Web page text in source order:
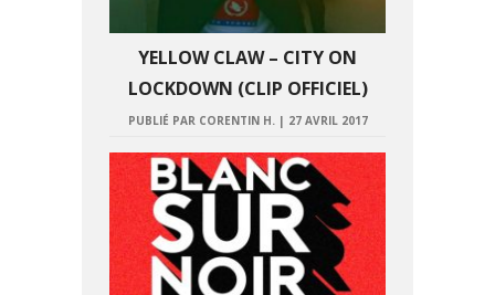
YELLOW CLAW – CITY ON
LOCKDOWN (CLIP OFFICIEL)
PUBLIÉ PAR CORENTIN H.| 27 AVRIL 2017